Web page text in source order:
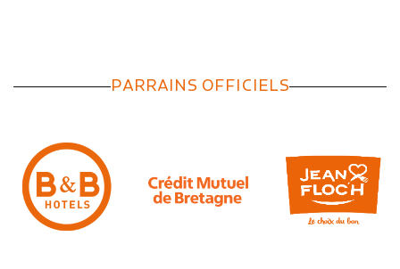
PARRAINS OFFICIELS